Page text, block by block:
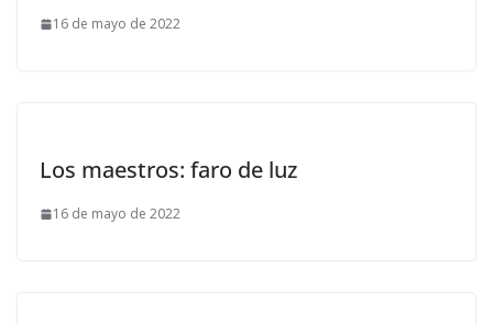
16 de mayo de 2022
Los maestros: faro de luz
16 de mayo de 2022